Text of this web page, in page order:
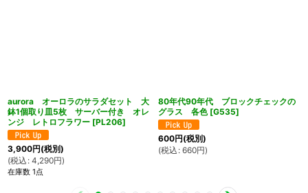
aurora オーロラのサラダセット 大
鉢1個取り皿5枚 サーバー付き オレ
ンジ レトロフラワー [PL206]
3,900円(税別)
(税込 : 4,290円)
在庫数 1点
80年代90年代 ブロックチェックの
グラス 各色 [G535]
600円(税別)
(税込 : 660円)